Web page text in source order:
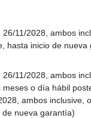
11/2028, ambos
hasta inicio de nueva
11/2028, ambos
o día hábil
ambos inclusive,
de nueva garantía)